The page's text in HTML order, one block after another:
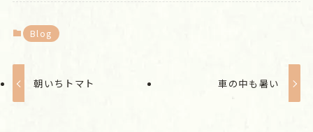
Blog
朝いちトマト 車の中も暑い